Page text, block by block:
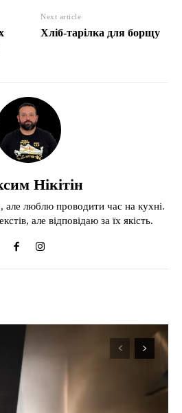
Next article
Хліб-тарілка для борщу
Нікітін
але люблю проводити час на кухні.
але відповідаю за їх якість.